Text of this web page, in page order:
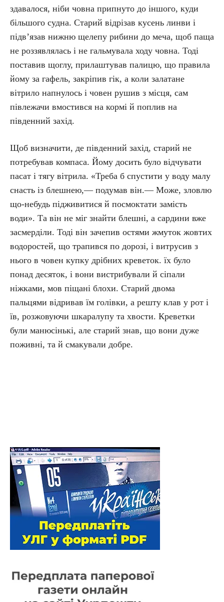
здавалося, ніби човна припнуто до іншого, куди
більшого судна. Старий відрізав кусень линви і
підв’язав нижню щелепу рибини до меча, щоб паща
не роззявлялась і не гальмувала ходу човна. Тоді
поставив щоглу, прилаштував палицю, що правила
йому за гафель, закріпив гік, а коли залатане
вітрило напнулось і човен рушив з місця, сам
півлежачи вмостився на кормі й поплив на
південний захід.
Щоб визначити, де південний захід, старий не
потребував компаса. Йому досить було відчувати
пасат і тягу вітрила. «Треба б спустити у воду малу
снасть із блешнею,— подумав він.— Може, зловлю
що-небудь підживитися й посмоктати замість
води». Та він не міг знайти блешні, а сардини вже
засмерділи. Тоді він зачепив остями жмуток жовтих
водоростей, що трапився по дорозі, і витрусив з
нього в човен купку дрібних креветок. їх було
понад десяток, і вони вистрибували й сіпали
ніжками, мов піщані блохи. Старий двома
пальцями відривав їм голівки, а решту клав у рот і
їв, розжовуючи шкаралупу та хвости. Креветки
були манюсінькі, але старий знав, що вони дуже
поживні, та й смакували добре.